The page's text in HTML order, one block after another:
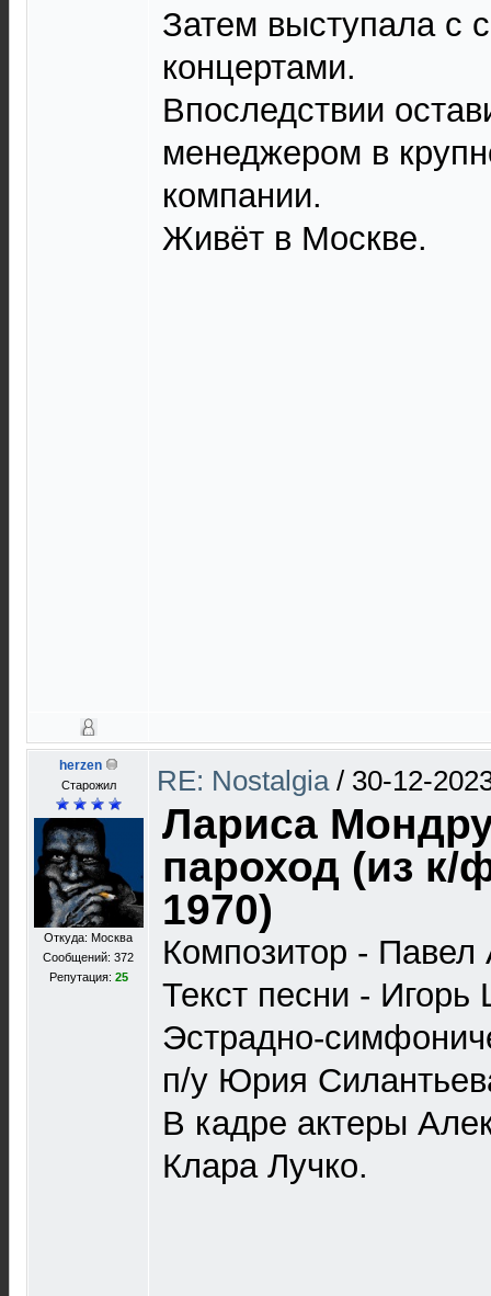
Затем выступала с
концертами.
Впоследствии
менеджером в
компании.
Живёт в Москве.
herzen
Старожил
Откуда: Москва
Сообщений: 372
Репутация: 25
RE: Nostalgia / 30-12-
Лариса
пароход (из к/
1970)
Композитор - Павел
Текст песни -
Эстрадно-
п/у Юрия
В кадре актеры
Клара Лучко.